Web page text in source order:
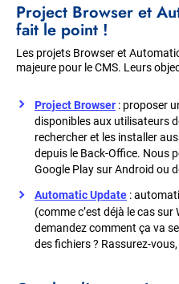
Project Browser et
fait le point !
Les projets Browser et
majeure pour le CMS. Leurs
Project Browser : proposer
disponibles aux utilisateurs
rechercher et les installer
depuis le Back-Office. Nous
Google Play sur Android ou
Automatic Update :
(comme c’est déjà le cas
demandez comment ça va
des fichiers ? Rassurez-